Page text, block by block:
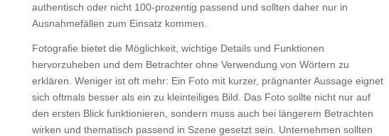
authentisch oder nicht 100-prozentig passend und sollten daher nur in
Ausnahmefällen zum Einsatz kommen.
Fotografie bietet die Möglichkeit, wichtige Details und Funktionen
hervorzuheben und dem Betrachter ohne Verwendung von Wörtern zu
erklären. Weniger ist oft mehr: Ein Foto mit kurzer, prägnanter Aussage eignet
sich oftmals besser als ein zu kleinteiliges Bild. Das Foto sollte nicht nur auf
den ersten Blick funktionieren, sondern muss auch bei längerem Betrachten
wirken und thematisch passend in Szene gesetzt sein. Unternehmen sollten